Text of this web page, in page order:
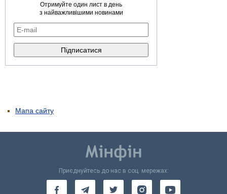
Отримуйте один лист в день
з найважливішими новинами
Мапа сайту
Приєднуйтесь до нас в соц. мережах: